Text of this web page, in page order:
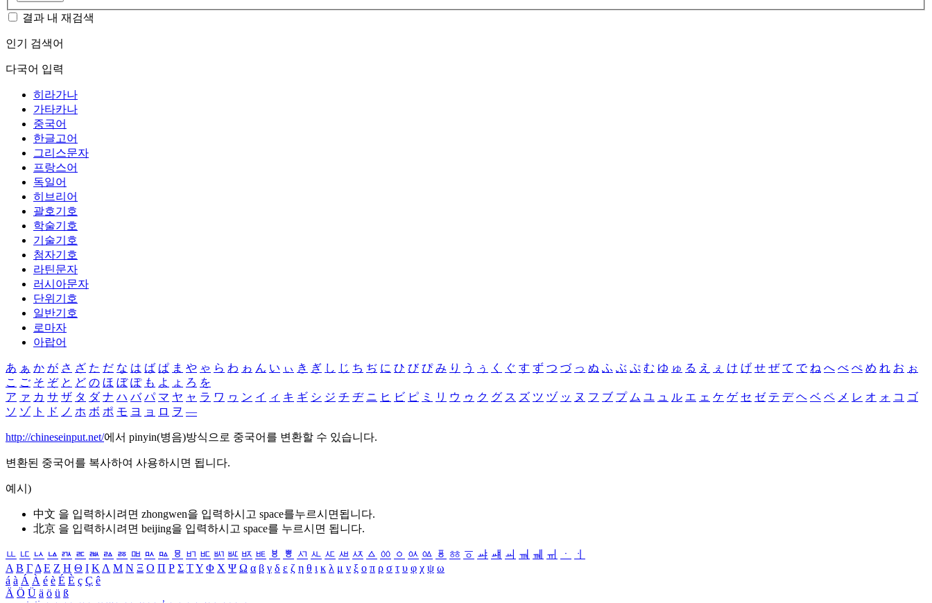
결과 내 재검색
인기 검색어
다국어 입력
히라가나
가타카나
중국어
한글고어
그리스문자
프랑스어
독일어
히브리어
괄호기호
학술기호
기술기호
첨자기호
라틴문자
러시아문자
단위기호
일반기호
로마자
아랍어
あ ぁ か が さ ざ た だ な は ば ぱ ま や ゃ ら わ ゎ ん い ぃ き ぎ し じ ち ぢ に ひ び ぴ み り う ぅ く ぐ す ず つ づ っ ぬ ふ ぶ ぷ む ゆ ゅ る え ぇ け げ せ ぜ て で ね へ べ ぺ め れ お ぉ
こ ご そ ぞ と ど の ほ ぼ ぽ も よ ょ ろ を
ア ァ カ サ ザ タ ダ ナ ハ バ パ マ ヤ ャ ラ ワ ヮ ン イ ィ キ ギ シ ジ チ ヂ ニ ヒ ビ ピ ミ リ ウ ゥ ク グ ス ズ ツ ヅ ッ ヌ フ ブ プ ム ユ ュ ル エ ェ ケ ゲ セ ゼ テ デ ヘ ベ ペ メ レ オ ォ コ ゴ
ソ ゾ ト ド ノ ホ ボ ポ モ ヨ ョ ロ ヲ ―
http://chineseinput.net/에서 pinyin(병음)방식으로 중국어를 변환할 수 있습니다.
변환된 중국어를 복사하여 사용하시면 됩니다.
예시)
中文 을 입력하시려면 zhongwen을 입력하시고 space를누르시면됩니다.
北京 을 입력하시려면 beijing을 입력하시고 space를 누르시면 됩니다.
ㅥ ㅦ ㅧ ㅨ ㅩ ㅪ ㅫ ㅬ ㅭ ㅮ ㅯ ㅰ ㅱ ㅲ ㅳ ㅴ ㅵ ㅶ ㅷ ㅸ ㅹ ㅺ ㅻ ㅼ ㅽ ㅾ ㅿ ㆀ ㆁ ㆂ ㆃ ㆄ ㆅ ㆆ ㆇ ㆈ ㆉ ㆊ ㆋ ㆌ ㆍ
ㆎ
Α Β ΓΔ Ε Ζ Η Θ Ι ΚΛ Μ Ν Ξ Ο Π Ρ Σ ΤΥ Φ Χ Ψ Ω α β γ δ ε ζ η θ ι κ λ μ ν ξ ο π ρ σ τ υ φ χ ψ ω
á à Á À é è É È ç Ç ê
Ä Ö Ü ä ö ü ß